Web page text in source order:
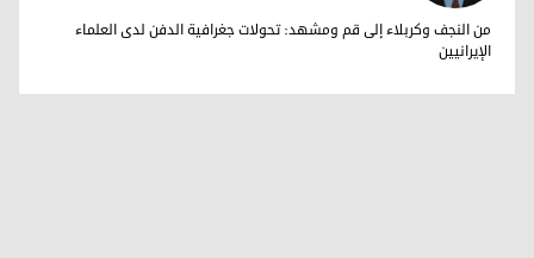
ب. د. فرست مرعي
من النجف وكربلاء إلى قم ومشهد: تحولات جغرافية الدفن لدى العلماء
الإيرانيين